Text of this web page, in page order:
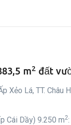
m2 đất
Xẻo Lá, TT. Châu
Cái Dầy) 9.250 m2: